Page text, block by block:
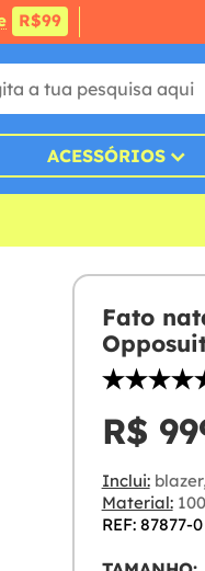
R$99
ACESSÓRIOS
Fato
R$
Inclui:
Material:
REF: 87877-0